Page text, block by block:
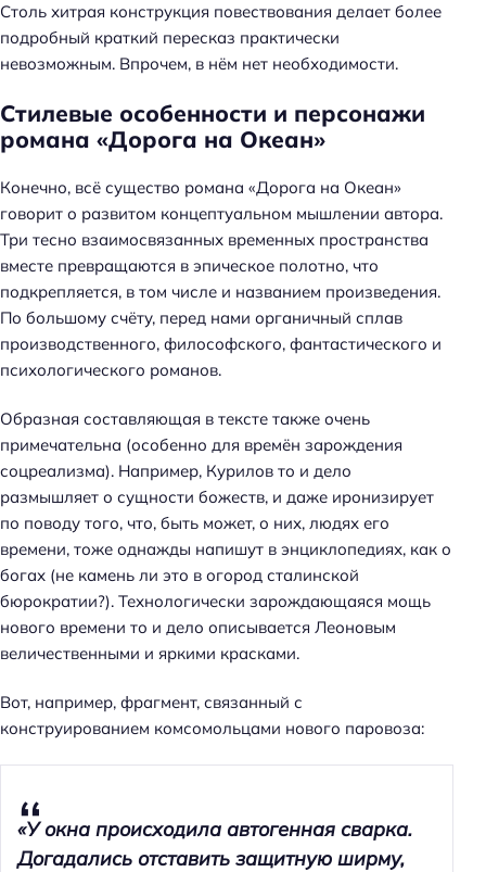
Столь хитрая конструкция повествования делает более
подробный краткий пересказ практически
невозможным. Впрочем, в нём нет необходимости.
Стилевые особенности и персонажи
романа «Дорога на Океан»
Конечно, всё существо романа «Дорога на Океан»
говорит о развитом концептуальном мышлении автора.
Три тесно взаимосвязанных временных пространства
вместе превращаются в эпическое полотно, что
подкрепляется, в том числе и названием произведения.
По большому счёту, перед нами органичный сплав
производственного, философского, фантастического и
психологического романов.
Образная составляющая в тексте также очень
примечательна (особенно для времён зарождения
соцреализма). Например, Курилов то и дело
размышляет о сущности божеств, и даже иронизирует
по поводу того, что, быть может, о них, людях его
времени, тоже однажды напишут в энциклопедиях, как о
богах (не камень ли это в огород сталинской
бюрократии?). Технологически зарождающаяся мощь
нового времени то и дело описывается Леоновым
величественными и яркими красками.
Вот, например, фрагмент, связанный с
конструированием комсомольцами нового паровоза:
«У окна происходила автогенная сварка.
Догадались отставить защитную ширму,